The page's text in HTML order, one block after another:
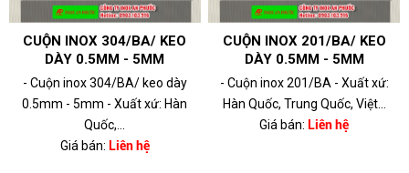
CUỘN INOX 304/BA/ KEO
DÀY 0.5MM - 5MM
- Cuộn inox 304/BA/ keo dày
0.5mm - 5mm - Xuất xứ: Hàn
Quốc,...
Giá bán: Liên hệ
CUỘN INOX 201/BA/ KEO
DÀY 0.5MM - 5MM
- Cuộn inox 201/BA - Xuất xứ:
Hàn Quốc, Trung Quốc, Việt...
Giá bán: Liên hệ